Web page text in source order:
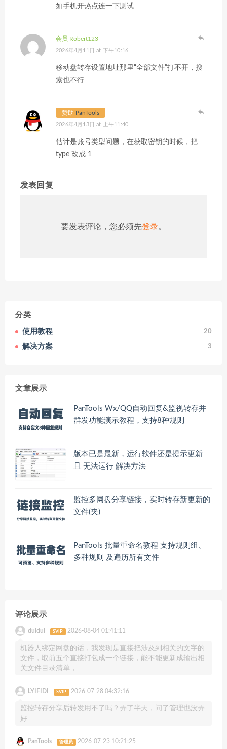
如手机开热点连一下测试
会员 Robert123
2026年4月11日 at 下午10:16
移动盘转存设置地址那里“全部文件”打不开，搜
索也不行
赞助 PanTools
2026年4月13日 at 上午11:40
估计是账号类型问题，在获取密钥的时候，把
type 改成 1
发表回复
要发表评论，您必须先登录。
分类
使用教程 20
解决方案 3
文章展示
PanTools Wx/QQ自动回复&监视转存并
群发功能演示教程，支持8种规则
版本已是最新，运行软件还是提示更新
且 无法运行 解决方法
监控多网盘分享链接，实时转存新更新的
文件(夹)
PanTools 批量重命名教程 支持规则组、
多种规则 及遍历所有文件
评论展示
duidui SVIP 2026-08-04 01:41:11
机器人绑定网盘的话，我发现是直接把涉及到相关的文字的
文件，取前五个直接打包成一个链接，能不能更新成输出相
关文件目录清单，
LYIFIDI SVIP 2026-07-28 04:32:16
监控转存分享后转发用不了吗？弄了半天，问了管理也没弄
好
PanTools 管理员 2026-07-23 10:21:25